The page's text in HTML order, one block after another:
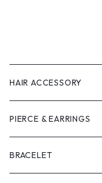
HAIR ACCESSORY
PIERCE & EARRINGS
BRACELET